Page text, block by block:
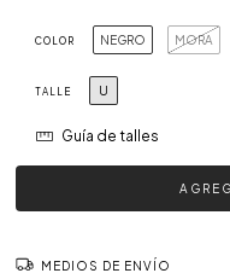
COLOR NEGRO MORA
TALLE U
Guía de talles
MEDIOS DE ENVÍO